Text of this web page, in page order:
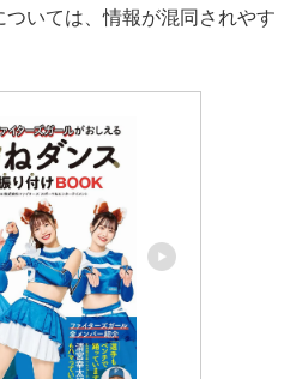
いては、情報が混同されやす